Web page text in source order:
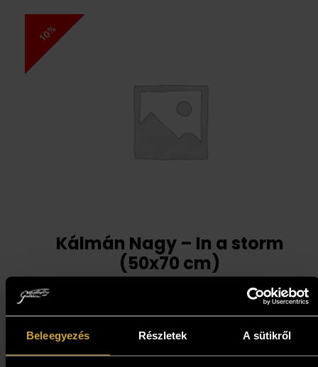
Beleegyezés Részletek A sütikről
10%
Kálmán Nagy – In a storm
(50x70 cm)
330 300Ft
Add to cart